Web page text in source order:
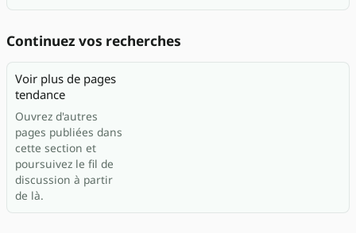
Continuez vos recherches
Voir plus de pages
tendance
Ouvrez d'autres
pages publiées dans
cette section et
poursuivez le fil de
discussion à partir
de là.